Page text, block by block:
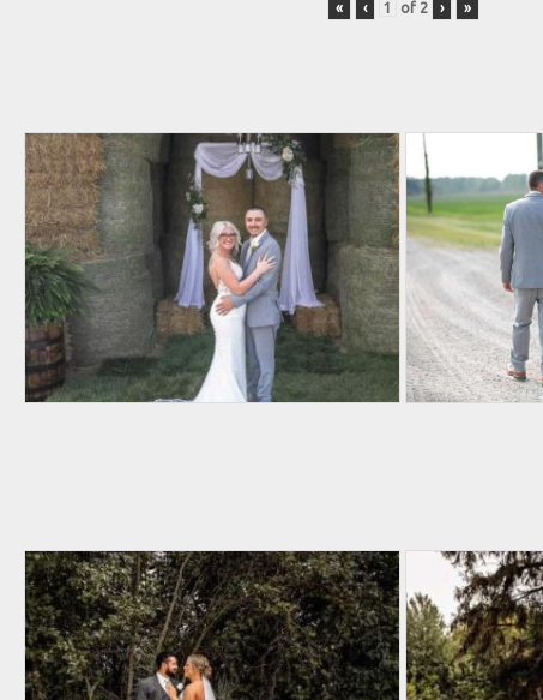
« ‹ of 2 › »